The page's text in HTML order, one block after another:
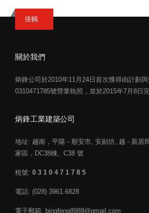
接觸
關於我們
炳鋒公司於2010年11月24日首次獲得由計劃
0310471785號營業執照，並於2015年7月8日
炳鋒工業建築公司
地址: 越南，平陽－順安市, 安副坊, 越 - 新居
家區，DC38棟, C38 號
稅號: 0 3 1 0 4 7 1 7 8 5
電話: (028) 3961.6828
電子郵箱: bingfeng8989@gmail.com